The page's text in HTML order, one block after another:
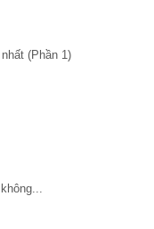
(Phần 1)